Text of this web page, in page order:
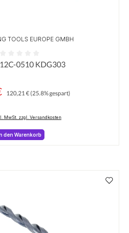
TOOLS EUROPE GMBH
von 0 von 5 Sternen
0510 KDG303
120,21 €(25.8% gespart)
MwSt. zzgl. Versandkosten
den Warenkorb